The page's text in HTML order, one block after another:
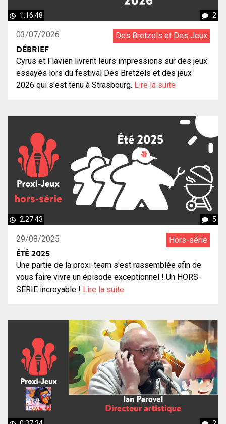
1:16:48 2
03/07/2026 Des Bretzels et Des Jeux
DÉBRIEF
Cyrus et Flavien livrent leurs impressions sur des jeux
essayés lors du festival Des Bretzels et des jeux
2026 qui s'est tenu à Strasbourg. Lire la suite
2:27:43 5
29/08/2025 Hors-série
ÉTÉ 2025
Une partie de la proxi-team s'est rassemblée afin de
vous faire vivre un épisode exceptionnel ! Un HORS-
SÉRIE incroyable ! Lire la suite